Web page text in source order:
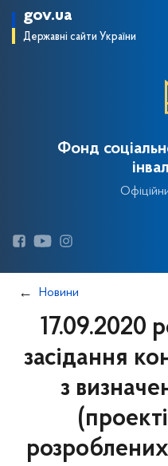
gov.ua
Державні сайти України
Фонд
Новини
17.09.2020
засідання
з